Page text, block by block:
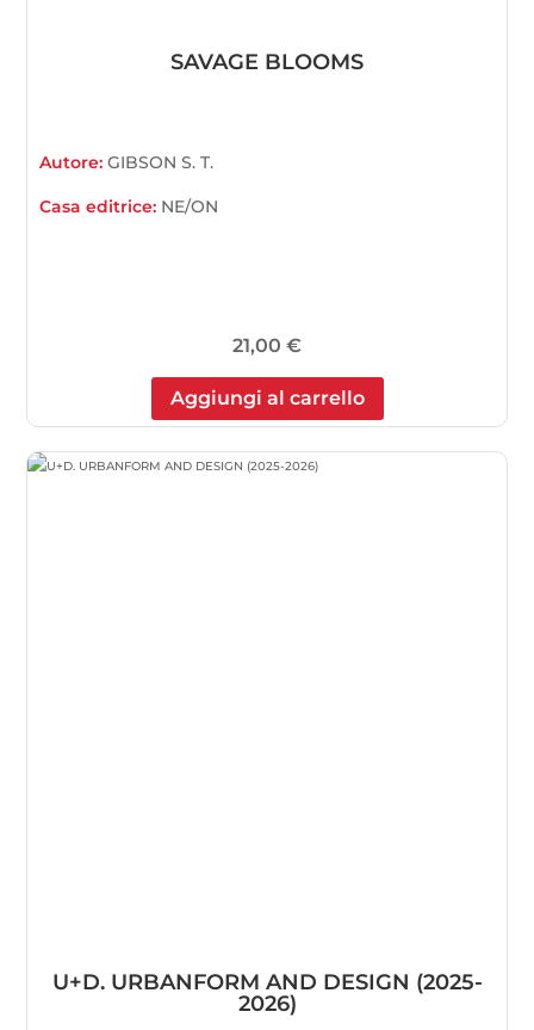
SAVAGE BLOOMS
Autore:GIBSON S. T.
Casa editrice: NE/ON
21,00 €
Aggiungi al carrello
U+D. URBANFORM AND DESIGN (2025-
2026)